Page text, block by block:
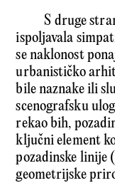
S druge
ispoljavala
se naklonost
urbanističko
bile naznake ili
scenografsku
rekao bih,
ključni element
pozadinske linije
geometrijske